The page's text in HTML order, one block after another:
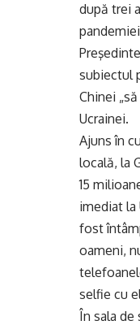
după trei
subiectul
Chinei
Ucrainei.
Ajuns în
locală, la
15
imediat la
fost
oameni,
selfie cu
În sala de